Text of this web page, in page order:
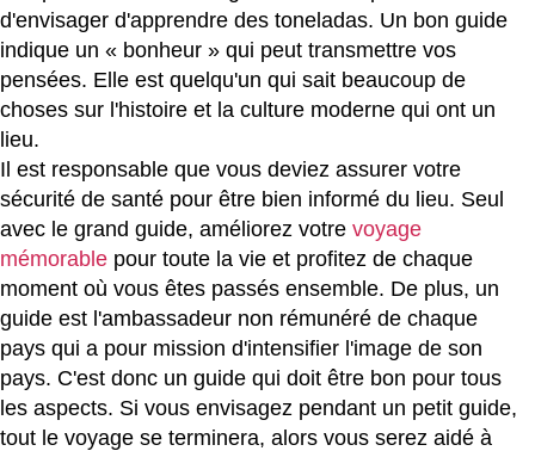
d'envisager d'apprendre des toneladas. Un bon guide
indique un « bonheur » qui peut transmettre vos
pensées. Elle est quelqu'un qui sait beaucoup de
choses sur l'histoire et la culture moderne qui ont un
lieu.
Il est responsable que vous deviez assurer votre
sécurité de santé pour être bien informé du lieu. Seul
avec le grand guide, améliorez votre voyage
mémorable pour toute la vie et profitez de chaque
moment où vous êtes passés ensemble. De plus, un
guide est l'ambassadeur non rémunéré de chaque
pays qui a pour mission d'intensifier l'image de son
pays. C'est donc un guide qui doit être bon pour tous
les aspects. Si vous envisagez pendant un petit guide,
tout le voyage se terminera, alors vous serez aidé à